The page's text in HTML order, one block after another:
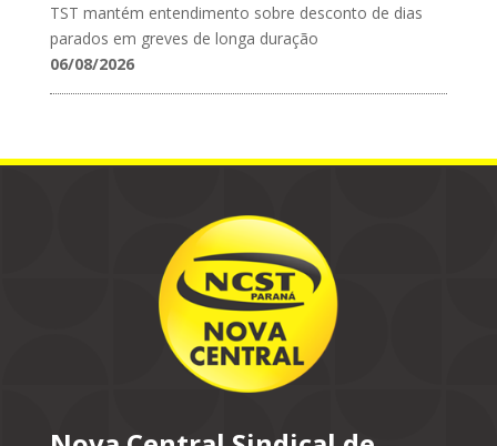
TST mantém entendimento sobre desconto de dias
parados em greves de longa duração
06/08/2026